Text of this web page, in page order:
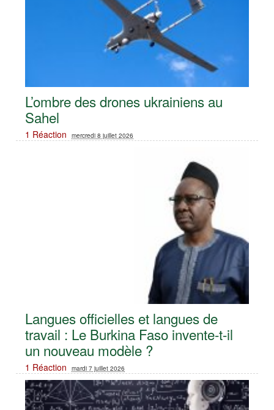
L’ombre des drones ukrainiens au
Sahel
1 Réaction mercredi 8 juillet 2026
Langues officielles et langues de
travail : Le Burkina Faso invente-t-il
un nouveau modèle ?
1 Réaction mardi 7 juillet 2026